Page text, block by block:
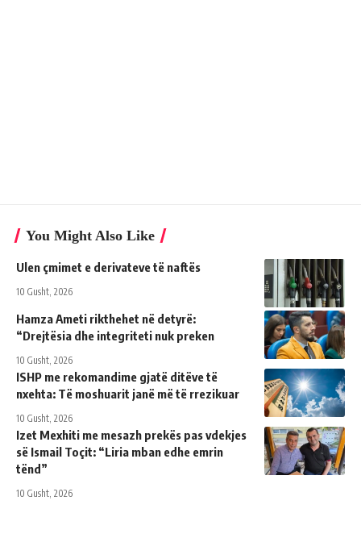
You Might Also Like
Ulen çmimet e derivateve të naftës
10 Gusht, 2026
Hamza Ameti rikthehet në detyrë:
“Drejtësia dhe integriteti nuk preken
10 Gusht, 2026
ISHP me rekomandime gjatë ditëve të
nxehta: Të moshuarit janë më të rrezikuar
10 Gusht, 2026
Izet Mexhiti me mesazh prekës pas vdekjes
së Ismail Toçit: “Liria mban edhe emrin
tënd”
10 Gusht, 2026